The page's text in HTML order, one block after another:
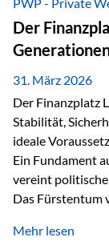
heißt das:Diese
allgemeinen
zur Erfüllung…
Der
31. März 2026
Der Finanzplatz
Stabilität,
ideale
Ein Fundament
vereint
Das Fürstentum
monarchischen
Mehr lesen